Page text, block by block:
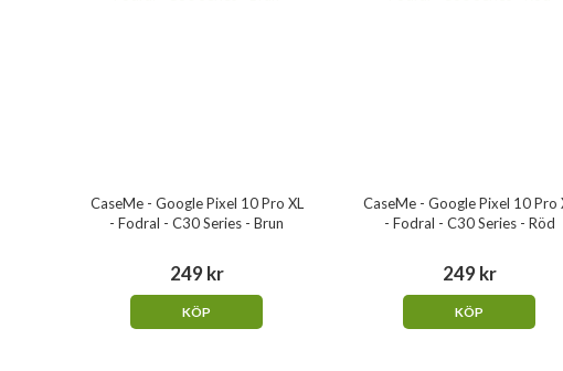
CaseMe - Google Pixel 10 Pro XL
- Fodral - C30 Series - Brun
249 kr
KÖP
CaseMe - Google Pixel 10 Pro
- Fodral - C30 Series - Röd
249 kr
KÖP